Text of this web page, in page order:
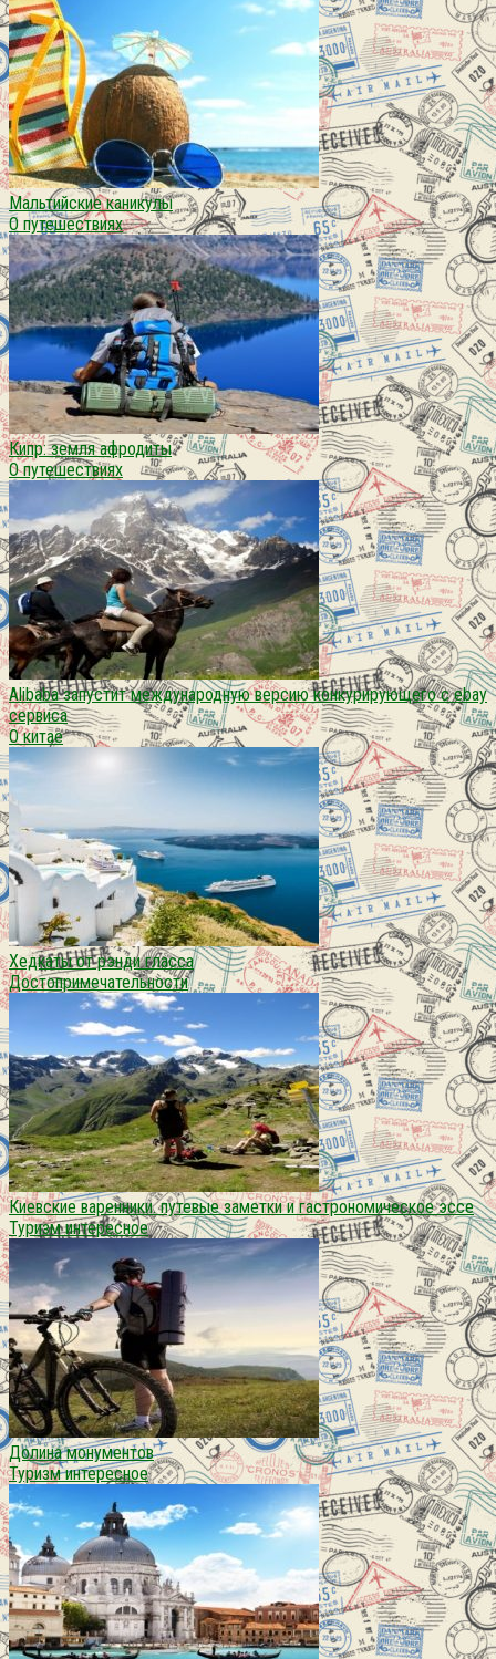
Мальтийские каникулы
О путешествиях
Кипр: земля афродиты
О путешествиях
Alibaba запустит международную версию конкурирующего с ebay
сервиса
О китае
Хедкаты от рэнди гласса
Достопримечательности
Киевские варенники. путевые заметки и гастрономическое эссе
Туризм интересное
Долина монументов
Туризм интересное